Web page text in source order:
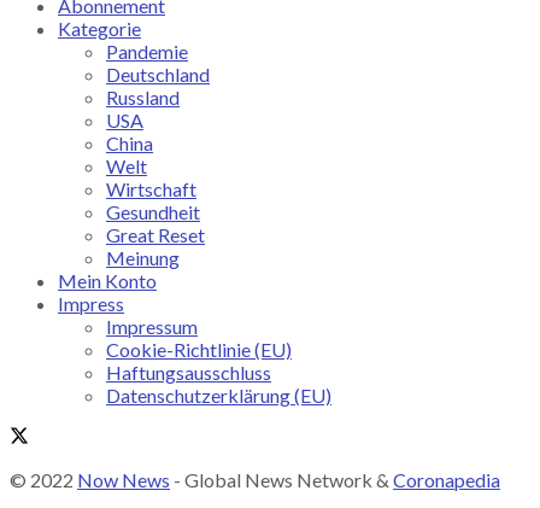
Abonnement
Kategorie
Pandemie
Deutschland
Russland
USA
China
Welt
Wirtschaft
Gesundheit
Great Reset
Meinung
Mein Konto
Impress
Impressum
Cookie-Richtlinie (EU)
Haftungsausschluss
Datenschutzerklärung (EU)
© 2022 Now News - Global News Network & Coronapedia